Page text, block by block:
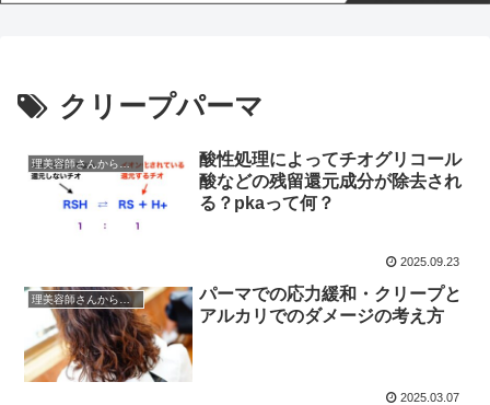
クリープパーマ
理美容師さんからの質問
酸性処理によってチオグリコール
酸などの残留還元成分が除去され
る？pkaって何？
2025.09.23
理美容師さんからの質問
パーマでの応力緩和・クリープと
アルカリでのダメージの考え方
2025.03.07